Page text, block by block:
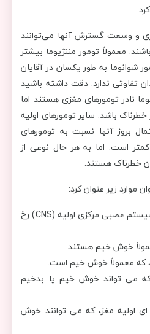
و وسعت گسترش آنها می‌توانند
معمولاً تومور مننژیوما بیشتر
شوانوما به طور یکسان در آقایان
تفاوتی ندارد. دقت داشته باشید
نادر تومورهای مغزی هستند اما
باشد. سایر تومورهای اولیه
بروز آنها نسبت به تومورهای
کمتر است. اما به هر حال نوعی از
خطرناک هستند.
موارد زیر عنوان کرد:
تومور لنفومم، که در سیستم عصبی مرکزی اولیه (CNS) رخ
خوش خیم هستند.
که معمولاً خوش خیم است.
می تواند خوش خیم یا بدخیم
ای اولیه مغز، که می توانند خوش